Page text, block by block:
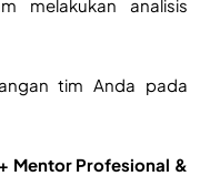
melakukan analisis
tim Anda pada
Mentor Profesional &